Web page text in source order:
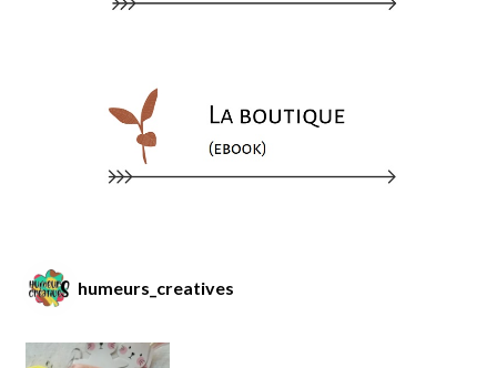
humeurs_creatives